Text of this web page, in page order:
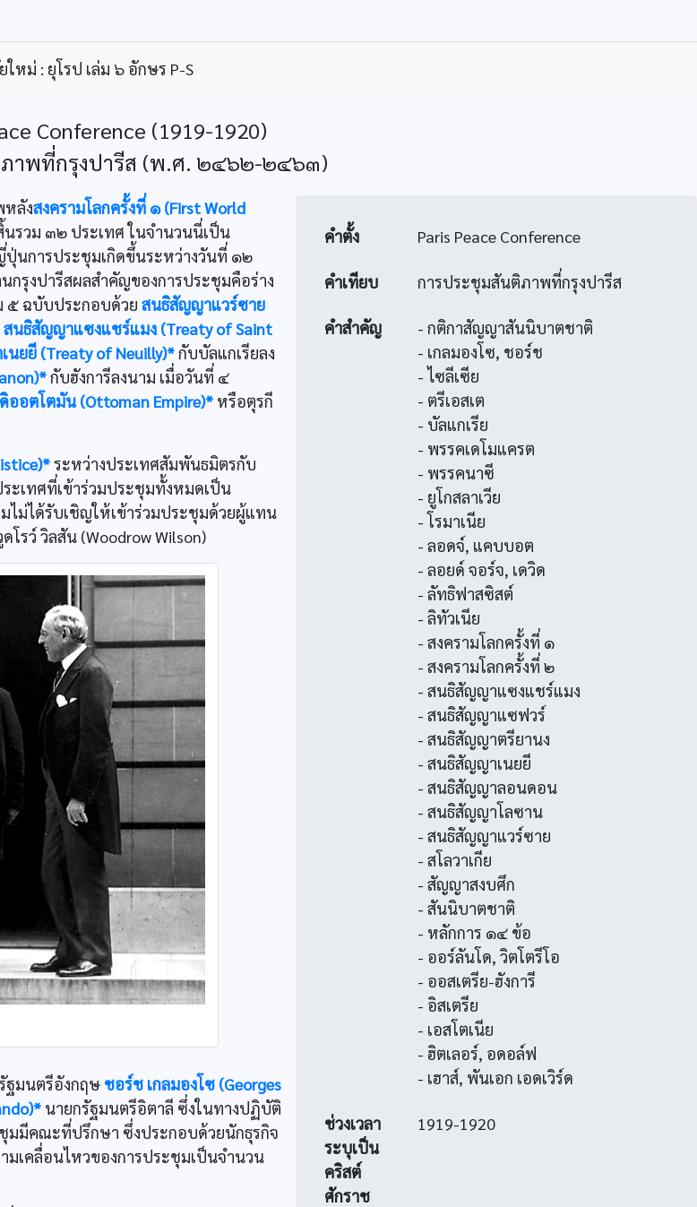
หม่ : ยุโรป เล่ม ๖ อักษร P-S
Conference (1919-1920)
าพที่กรุงปารีส (พ.ศ. ๒๔๖๒-๒๔๖๓)
หลังสงครามโลกครั้งที่ ๑ (First World
รวม ๓๒ ประเทศ ในจำนวนนี่เป็น
ปุ่นการประชุมเกิดขึ้นระหว่างวันที่ ๑๒
รุงปารีสผลสำคัญของการประชุมคือร่าง
๕ ฉบับประกอบด้วย สนธิสัญญาแวร์ซาย
สนธิสัญญาแซงแชร์แมง (Treaty of Saint
นยยี (Treaty of Neuilly)*กับบัลแกเรียลง
กับฮังการีลงนาม เมื่อวันที่ ๔
ออตโตมัน (Ottoman Empire)* หรือตุรกี
ระหว่างประเทศสัมพันธมิตรกับ
ะเทศที่เข้าร่วมประชุมทั้งหมดเป็น
ม่ได้รับเชิญให้เข้าร่วมประชุมด้วยผู้แทน
รว์ วิลสัน (Woodrow Wilson)
ฐมนตรีอังกฤษ ชอร์ช เกลมองโซ (Georges
นายกรัฐมนตรีอิตาลี ซึ่งในทางปฏิบัติ
มมีคณะที่ปรึกษา ซึ่งประกอบด้วยนักธุรกิจ
เคลื่อนไหวของการประชุมเป็นจำนวน
คำตั้ง Paris Peace Conference
คำเทียบ การประชุมสันติภาพที่กรุงปารีส
คำสำคัญ
- กติกาสัญญาสันนิบาตชาติ
- เกลมองโซ, ชอร์ช
- ไซลีเซีย
- ตรีเอสเต
- บัลแกเรีย
- พรรคเดโมแครต
- พรรคนาซี
- ยูโกสลาเวีย
- โรมาเนีย
- ลอดจ์, แคบบอต
- ลอยด์ จอร์จ, เดวิด
- ลัทธิฟาสซิสต์
- ลิทัวเนีย
- สงครามโลกครั้งที่ ๑
- สงครามโลกครั้งที่ ๒
- สนธิสัญญาแซงแชร์แมง
- สนธิสัญญาแซฟวร์
- สนธิสัญญาตรียานง
- สนธิสัญญาเนยยี
- สนธิสัญญาลอนดอน
- สนธิสัญญาโลซาน
- สนธิสัญญาแวร์ซาย
- สโลวาเกีย
- สัญญาสงบศึก
- สันนิบาตชาติ
- หลักการ ๑๔ ข้อ
- ออร์ลันโด, วิตโตรีโอ
- ออสเตรีย-ฮังการี
- อิสเตรีย
- เอสโตเนีย
- ฮิตเลอร์, อดอล์ฟ
- เฮาส์, พันเอก เอดเวิร์ด
ช่วงเวลา
ระบุเป็น
คริสต์
ศักราช
1919-1920